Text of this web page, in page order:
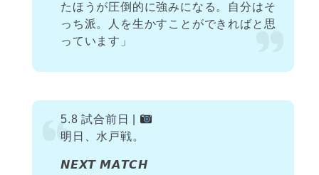
たほうが圧倒的に強みになる。自分はそ
っち派。人を生かすことができればと思
っています」
5.8 試合前日 |
明日、水戸戦。
𝙉𝙀𝙓𝙏 𝙈𝘼𝙏𝘾𝙃